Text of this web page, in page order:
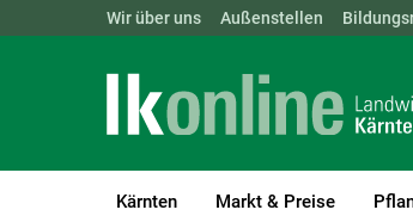
Landwirtschaftskammern:
Wir über uns Außenstellen
Kärnten Markt & Preise